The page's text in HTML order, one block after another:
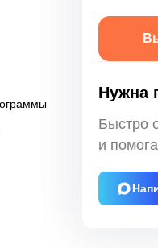
Нужна
Быстро
и